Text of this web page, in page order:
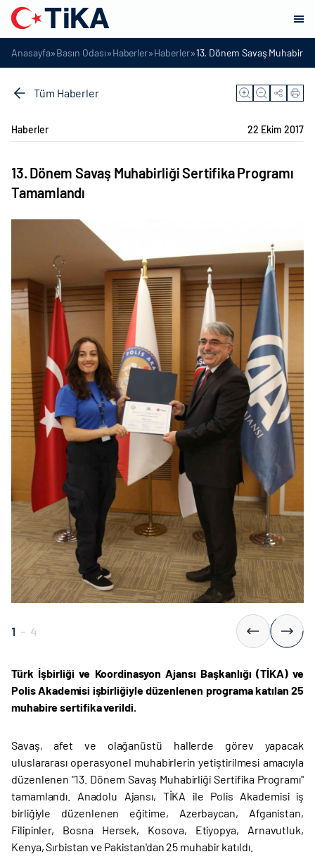
Anasayfa»Basın Odası»Haberler»Haberler»13. Dönem Savaş
Tüm Haberler
Haberler 22 Ekim 2017
13. Dönem Savaş Muhabirliği Sertifika Programı
Tamamlandı
1 - 4
Türk İşbirliği ve Koordinasyon Ajansı Başkanlığı (TİKA) ve
Polis Akademisi işbirliğiyle düzenlenen programa katılan 25
muhabire sertifika verildi.
Savaş, afet ve olağanüstü hallerde görev yapacak
uluslararası operasyonel muhabirlerin yetiştirilmesi amacıyla
düzenlenen "13. Dönem Savaş Muhabirliği Sertifika Programı"
tamamlandı. Anadolu Ajansı, TİKA ile Polis Akademisi iş
birliğiyle düzenlenen eğitime, Azerbaycan, Afganistan,
Filipinler, Bosna Hersek, Kosova, Etiyopya, Arnavutluk,
Kenya, Sırbistan ve Pakistan'dan 25 muhabir katıldı.